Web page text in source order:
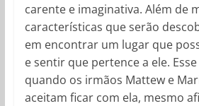
carente e imaginativa. Além de
características que serão
em encontrar um lugar que
e sentir que pertence a ele.
quando os irmãos Mattew e
aceitam ficar com ela, mesmo